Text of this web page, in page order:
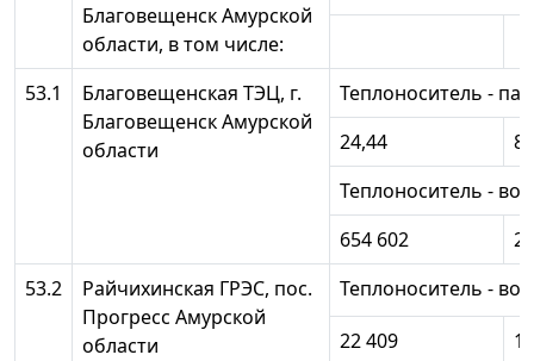
Благовещенск Амурской
области, в том числе:
53.1
Благовещенская ТЭЦ, г.
Благовещенск Амурской
области
Теплоноситель - пар
24,44
Теплоноситель -
654 602
53.2
Райчихинская ГРЭС, пос.
Прогресс Амурской
области
Теплоноситель -
22 409